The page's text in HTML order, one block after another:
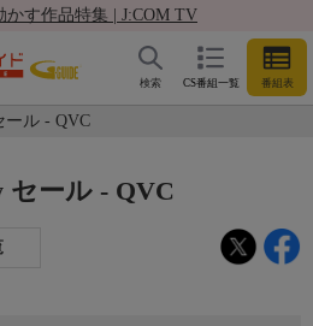
かす作品特集 | J:COM TV
CS番組一覧 番組表
検索
ール - QVC
セール - QVC